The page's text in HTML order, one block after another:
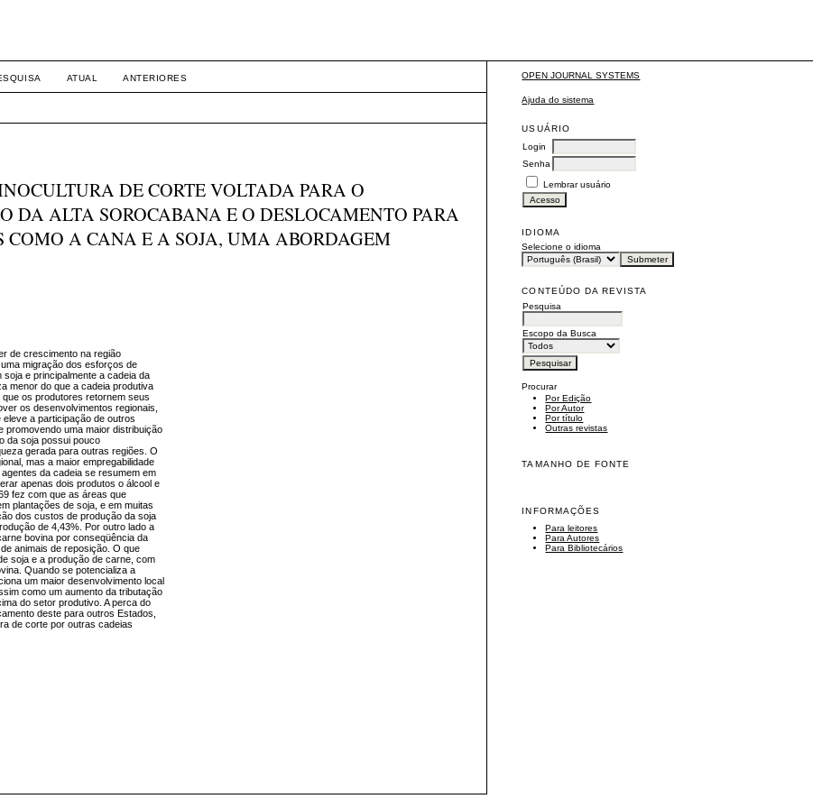
OPEN JOURNAL SYSTEMS
Ajuda do sistema
USUÁRIO
Login
Senha
Lembrar usuário
IDIOMA
Selecione o idioma
CONTEÚDO DA REVISTA
Pesquisa
Escopo da Busca
Procurar
Por Edição
Por Autor
Por título
Outras revistas
TAMANHO DE FONTE
INFORMAÇÕES
Para leitores
Para Autores
Para Bibliotecários
ATUAL ANTERIORES
DE CORTE VOLTADA PARA O
DA ALTA SOROCABANA E O DESLOCAMENTO PARA
COMO A CANA E A SOJA, UMA ABORDAGEM
de crescimento na região
migração dos esforços de
e principalmente a cadeia da
menor do que a cadeia produtiva
os produtores retornem seus
os desenvolvimentos regionais,
a participação de outros
promovendo uma maior distribuição
da soja possui pouco
gerada para outras regiões. O
mas a maior empregabilidade
da cadeia se resumem em
apenas dois produtos o álcool e
fez com que as áreas que
plantações de soja, e em muitas
dos custos de produção da soja
de 4,43%. Por outro lado a
bovina por conseqüência da
animais de reposição. O que
soja e a produção de carne, com
Quando se potencializa a
um maior desenvolvimento local
como um aumento da tributação
do setor produtivo. A perca do
deste para outros Estados,
de corte por outras cadeias